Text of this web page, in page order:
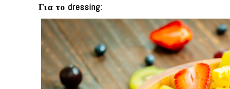
Για το dressing: